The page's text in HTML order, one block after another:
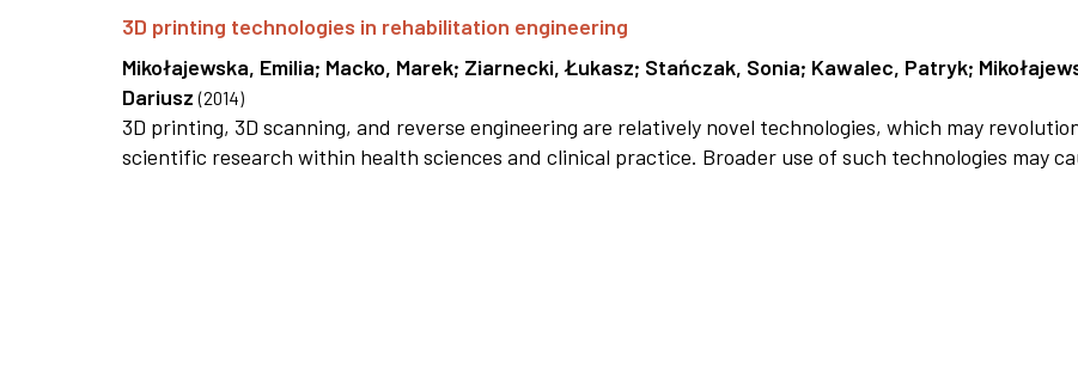
3D printing technologies in rehabilitation engineering
Mikołajewska, Emilia; Macko, Marek; Ziarnecki, Łukasz; Stańczak, Sonia; Kawalec, Patryk;
Dariusz (2014)
3D printing, 3D scanning, and reverse engineering are relatively novel technologies, which may
scientific research within health sciences and clinical practice. Broader use of such technologies may